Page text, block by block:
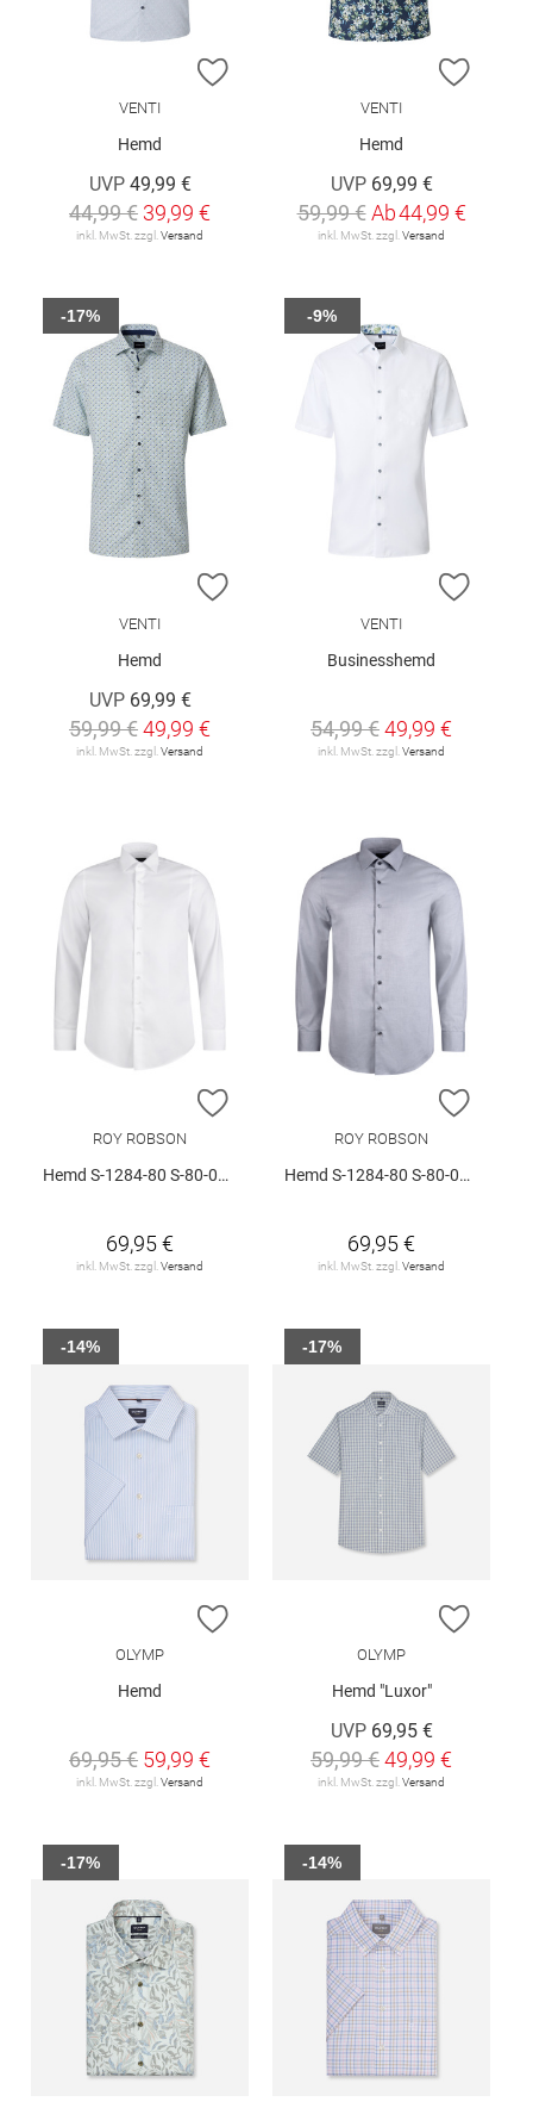
ZUR WUNSCHLISTE HINZUFÜGEN
VENTI
Hemd
UVP 49,99 €
44,99 € 39,99 €
inkl. MwSt. zzgl. Versand
ZUR
VENTI
Hemd
UVP 69,99 €
59,99 € Ab44,99 €
inkl. MwSt. zzgl. Versand
ZUR WUNSCHLISTE HINZUFÜGEN
VENTI
Hemd
UVP 69,99 €
59,99 €49,99 €
inkl. MwSt. zzgl. Versand
-17%
ZUR
VENTI
Businesshemd
54,99 €49,99 €
inkl. MwSt. zzgl. Versand
-9%
ZUR WUNSCHLISTE HINZUFÜGEN
ROY ROBSON
Hemd S-1284-80 S-80-05094-11457-00
69,95 €
inkl. MwSt. zzgl.Versand
ZUR
ROY ROBSON
Hemd S-1284-80 S-80-05094-11457-00
69,95 €
inkl. MwSt. zzgl.Versand
ZUR WUNSCHLISTE HINZUFÜGEN
OLYMP
Hemd
69,95 € 59,99 €
inkl. MwSt. zzgl.Versand
-14%
ZUR
OLYMP
Hemd "Luxor"
UVP 69,95 €
59,99 €49,99 €
inkl. MwSt. zzgl.Versand
-17%
-17% -14%